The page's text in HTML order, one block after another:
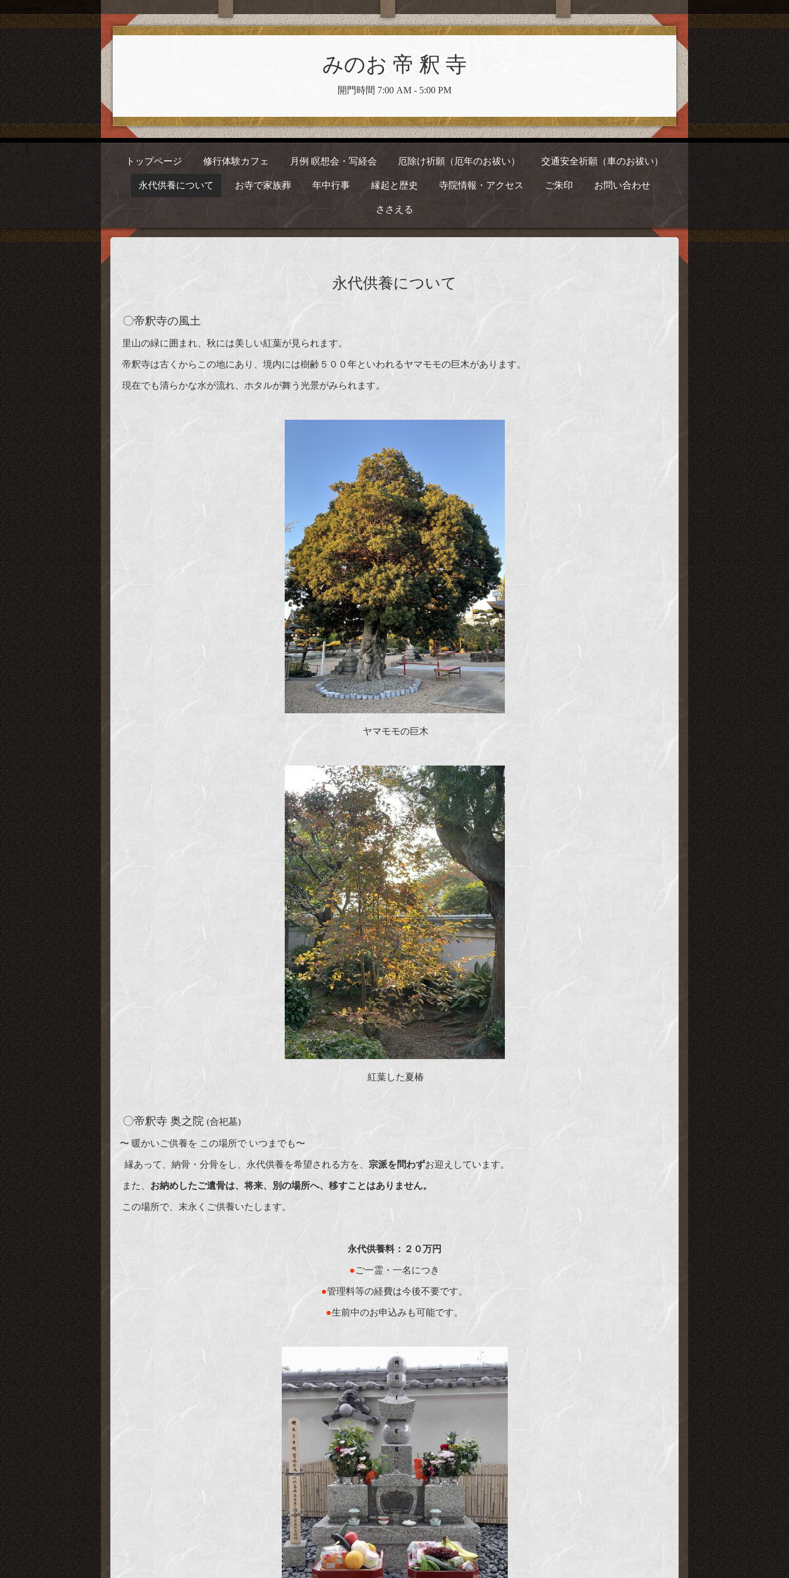
みのお 帝 釈 寺
開門時間 7:00 AM - 5:00 PM
トップページ 修行体験カフェ 月例 瞑想会・写経会 厄除け祈願（厄年のお祓い） 交通安全祈願（車のお祓い）
永代供養について お寺で家族葬 年中行事 縁起と歴史 寺院情報・アクセス ご朱印 お問い合わせ
ささえる
永代供養について
〇帝釈寺の風土
里山の緑に囲まれ、秋には美しい紅葉が見られます。
帝釈寺は古くからこの地にあり、境内には樹齢５００年といわれるヤマモモの巨木があります。
現在でも清らかな水が流れ、ホタルが舞う光景がみられます。
ヤマモモの巨木
紅葉した夏椿
〇帝釈寺 奥之院 (合祀墓)
〜 暖かいご供養を この場所で いつまでも〜
縁あって、納骨・分骨をし、永代供養を希望される方を、 宗派を問わずお迎えしています。
また、 お納めしたご遺骨は、将来、別の場所へ、移すことはありません。
この場所で、末永くご供養いたします。
永代供養料：２０万円
●ご一霊・一名につき
●管理料等の経費は今後不要です。
●生前中のお申込みも可能です。